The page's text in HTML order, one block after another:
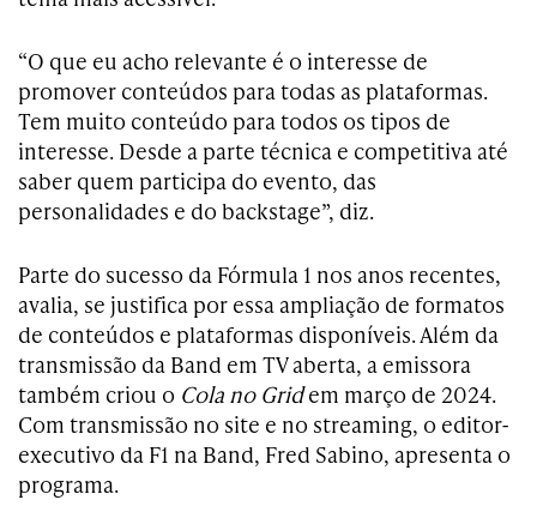
“O que eu acho relevante é o interesse de
promover conteúdos para todas as plataformas.
Tem muito conteúdo para todos os tipos de
interesse. Desde a parte técnica e competitiva até
saber quem participa do evento, das
personalidades e do backstage”, diz.
Parte do sucesso da Fórmula 1 nos anos recentes,
avalia, se justifica por essa ampliação de formatos
de conteúdos e plataformas disponíveis. Além da
transmissão da Band em TV aberta, a emissora
também criou o Cola no Gridem março de 2024.
Com transmissão no site e no streaming, o editor-
executivo da F1 na Band, Fred Sabino, apresenta o
programa.